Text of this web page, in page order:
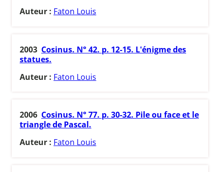
Auteur : Faton Louis
2003 Cosinus. N° 42. p. 12-15. L'énigme des
statues.
Auteur : Faton Louis
2006 Cosinus. N° 77. p. 30-32. Pile ou face et le
triangle de Pascal.
Auteur : Faton Louis